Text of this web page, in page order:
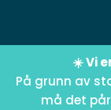
☀️ Vi
På grunn av
må det